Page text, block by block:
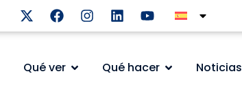
Qué ver Qué hacer Noticias